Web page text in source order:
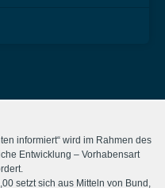
informiert“ wird im Rahmen des
Entwicklung – Vorhabensart
setzt sich aus Mitteln von Bund,